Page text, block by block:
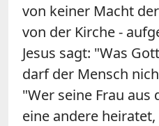
von keiner Macht
von der Kirche -
Jesus sagt: "Was
darf der Mensch
"Wer seine Frau aus
eine andere